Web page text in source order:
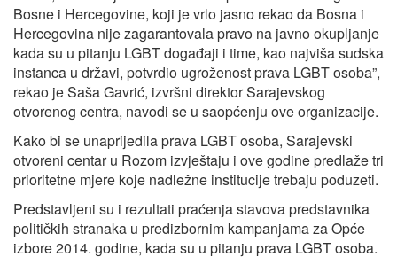
Bosne i Hercegovine, koji je vrlo jasno rekao da Bosna i
Hercegovina nije zagarantovala pravo na javno okupljanje
kada su u pitanju LGBT događaji i time, kao najviša sudska
instanca u državi, potvrdio ugroženost prava LGBT osoba”,
rekao je Saša Gavrić, izvršni direktor Sarajevskog
otvorenog centra, navodi se u saopćenju ove organizacije.
Kako bi se unaprijedila prava LGBT osoba, Sarajevski
otvoreni centar u Rozom izvještaju i ove godine predlaže tri
prioritetne mjere koje nadležne institucije trebaju poduzeti.
Predstavljeni su i rezultati praćenja stavova predstavnika
političkih stranaka u predizbornim kampanjama za Opće
izbore 2014. godine, kada su u pitanju prava LGBT osoba.